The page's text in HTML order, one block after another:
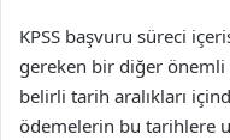
KPSS başvuru süreci
gereken bir diğer önemli
belirli tarih aralıkları
ödemelerin bu tarihlere